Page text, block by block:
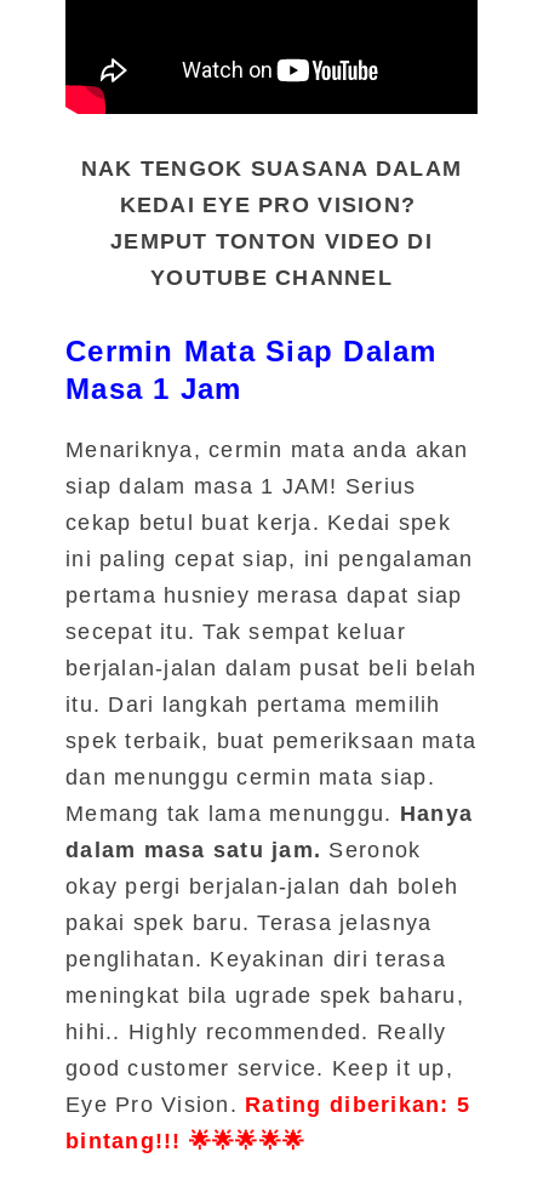
NAK TENGOK SUASANA DALAM
KEDAI EYE PRO VISION?
JEMPUT TONTON VIDEO DI
YOUTUBE CHANNEL
Cermin Mata Siap Dalam
Masa 1 Jam
Menariknya, cermin mata anda akan
siap dalam masa 1 JAM! Serius
cekap betul buat kerja. Kedai spek
ini paling cepat siap, ini pengalaman
pertama husniey merasa dapat siap
secepat itu. Tak sempat keluar
berjalan-jalan dalam pusat beli belah
itu. Dari langkah pertama memilih
spek terbaik, buat pemeriksaan mata
dan menunggu cermin mata siap.
Memang tak lama menunggu. Hanya
dalam masa satu jam. Seronok
okay pergi berjalan-jalan dah boleh
pakai spek baru. Terasa jelasnya
penglihatan. Keyakinan diri terasa
meningkat bila ugrade spek baharu,
hihi.. Highly recommended. Really
good customer service. Keep it up,
Eye Pro Vision. Rating diberikan: 5
bintang!!! 🌟🌟🌟🌟🌟